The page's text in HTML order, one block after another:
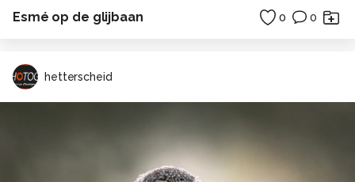
Esmé op de glijbaan 0 0
hetterscheid